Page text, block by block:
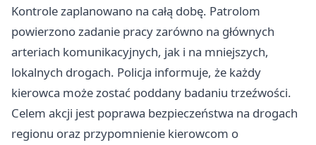
Kontrole zaplanowano na całą dobę. Patrolom
powierzono zadanie pracy zarówno na głównych
arteriach komunikacyjnych, jak i na mniejszych,
lokalnych drogach. Policja informuje, że każdy
kierowca może zostać poddany badaniu trzeźwości.
Celem akcji jest poprawa bezpieczeństwa na drogach
regionu oraz przypomnienie kierowcom o